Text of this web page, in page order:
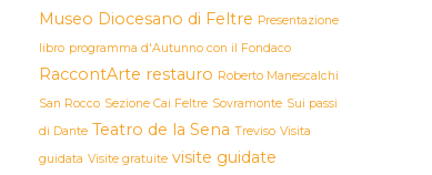
Museo Diocesano di Feltre Presentazione
libro programma d'Autunno con il Fondaco
RaccontArte restauro Roberto Manescalchi
San Rocco Sezione Cai Feltre Sovramonte Sui passi
di Dante Teatro de la Sena Treviso Visita
guidata Visite gratuite visite guidate